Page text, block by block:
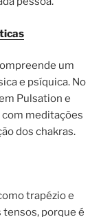
um
e psíquica. No
Pulsation e
meditações
dos chakras.
trapézio e
porque é